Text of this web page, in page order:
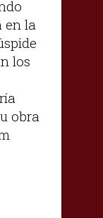
en la
los
obra